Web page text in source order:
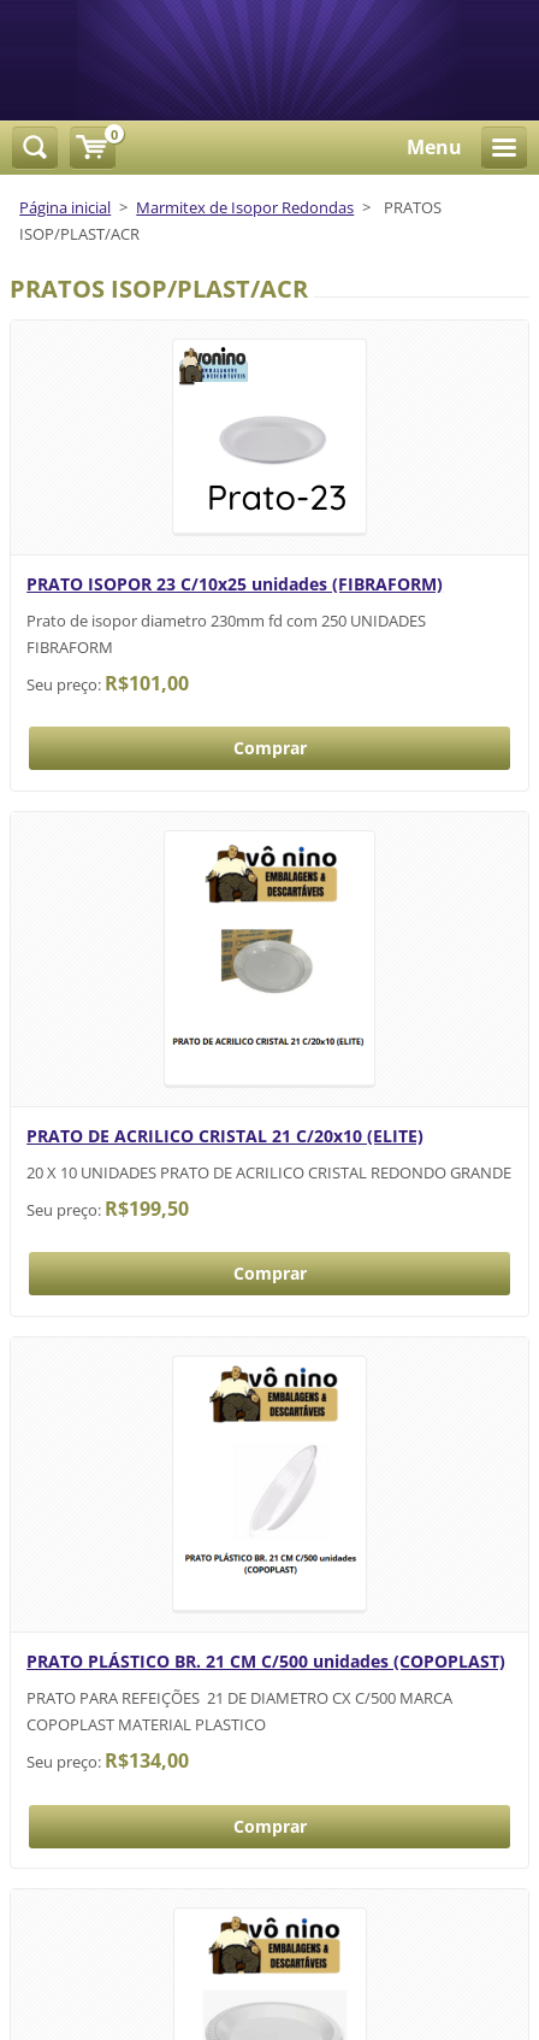
Menu
Página inicial > Marmitex de Isopor Redondas >
PRATOS
ISOP/PLAST/ACR
PRATOS ISOP/PLAST/ACR
PRATO ISOPOR 23 C/10x25 unidades (FIBRAFORM)
Prato de isopor diametro 230mm fd com 250 UNIDADES
FIBRAFORM
Seu preço: R$101,00
PRATO DE ACRILICO CRISTAL 21 C/20x10 (ELITE)
20 X 10 UNIDADES PRATO DE ACRILICO CRISTAL REDONDO GRANDE
Seu preço: R$199,50
PRATO PLÁSTICO BR. 21 CM C/500 unidades (COPOPLAST)
PRATO PARA REFEIÇÕES 21 DE DIAMETRO CX C/500 MARCA
COPOPLAST MATERIAL PLASTICO
Seu preço: R$134,00
0